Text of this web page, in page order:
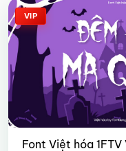
VIP
Font Việt hóa 1FTV